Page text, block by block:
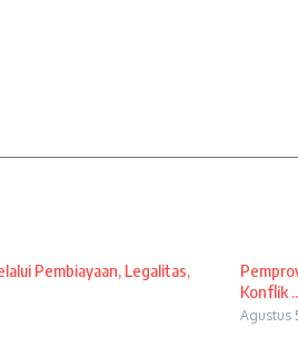
Pembiayaan, Legalitas,
Konflik
Agustus